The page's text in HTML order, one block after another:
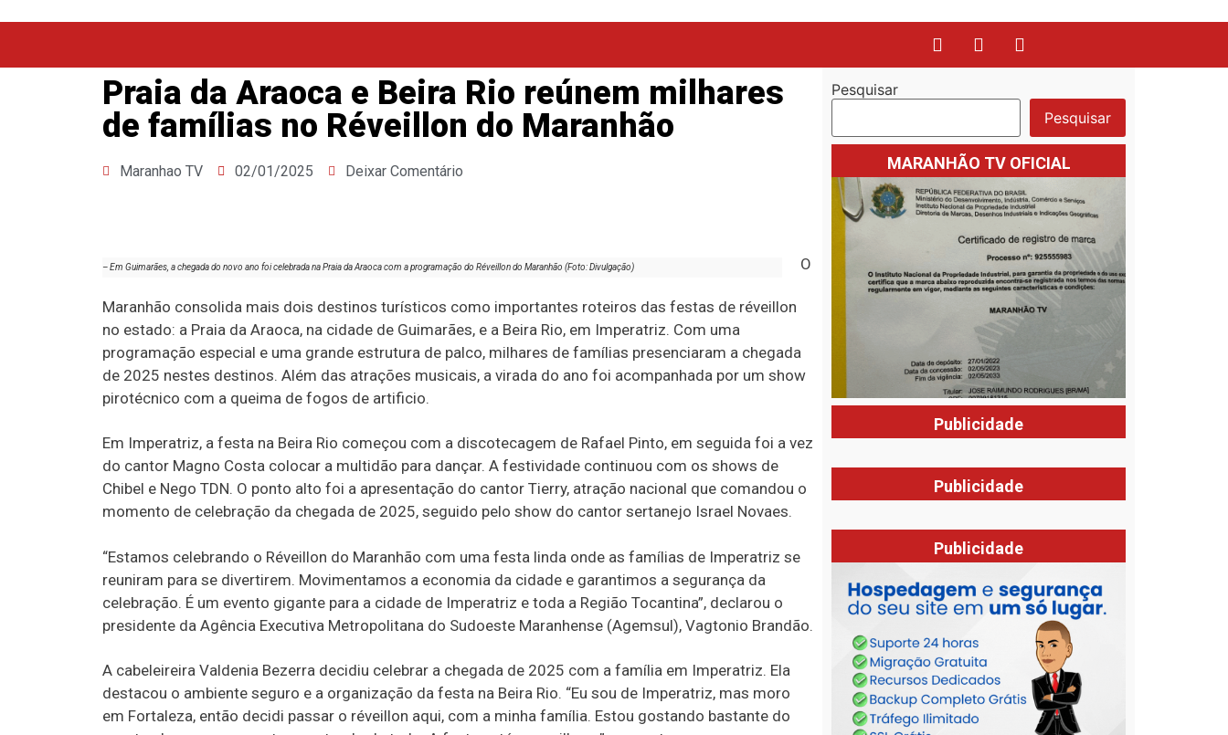
Praia da Araoca e Beira Rio reúnem milhares
de famílias no Réveillon do Maranhão
Maranhao TV 02/01/2025 Deixar Comentário
– Em Guimarães, a chegada do novo ano foi celebrada na Praia da Araoca com a programação do Réveillon do Maranhão (Foto: Divulgação) O
Maranhão consolida mais dois destinos turísticos como importantes roteiros das festas de réveillon
no estado: a Praia da Araoca, na cidade de Guimarães, e a Beira Rio, em Imperatriz. Com uma
programação especial e uma grande estrutura de palco, milhares de famílias presenciaram a chegada
de 2025 nestes destinos. Além das atrações musicais, a virada do ano foi acompanhada por um show
pirotécnico com a queima de fogos de artificio.
Em Imperatriz, a festa na Beira Rio começou com a discotecagem de Rafael Pinto, em seguida foi a vez
do cantor Magno Costa colocar a multidão para dançar. A festividade continuou com os shows de
Chibel e Nego TDN. O ponto alto foi a apresentação do cantor Tierry, atração nacional que comandou o
momento de celebração da chegada de 2025, seguido pelo show do cantor sertanejo Israel Novaes.
“Estamos celebrando o Réveillon do Maranhão com uma festa linda onde as famílias de Imperatriz se
reuniram para se divertirem. Movimentamos a economia da cidade e garantimos a segurança da
celebração. É um evento gigante para a cidade de Imperatriz e toda a Região Tocantina”, declarou o
presidente da Agência Executiva Metropolitana do Sudoeste Maranhense (Agemsul), Vagtonio Brandão.
A cabeleireira Valdenia Bezerra decidiu celebrar a chegada de 2025 com a família em Imperatriz. Ela
destacou o ambiente seguro e a organização da festa na Beira Rio. “Eu sou de Imperatriz, mas moro
em Fortaleza, então decidi passar o réveillon aqui, com a minha família. Estou gostando bastante do
Pesquisar
Pesquisar
MARANHÃO TV OFICIAL
Publicidade
Publicidade
Publicidade